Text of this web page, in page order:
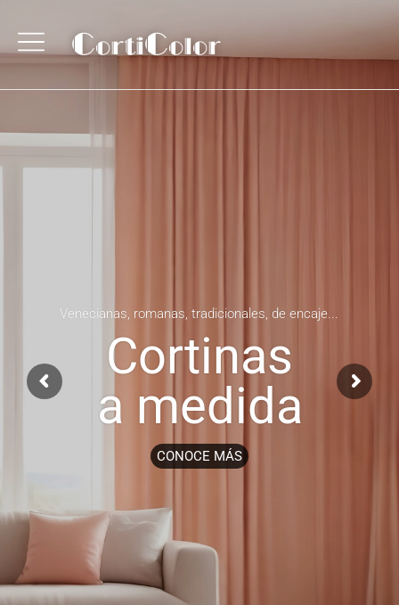
CortiColor
Cortinas
a medida
CONOCE MÁS
Venecianas, romanas, tradicionales, de encaje...